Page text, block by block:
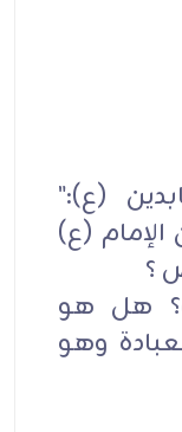
(ع):"
(ع)
؟
هل هو
وهو